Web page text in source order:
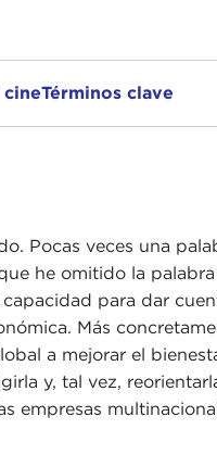
cineTérminos clave
Pocas veces una
he omitido la
para dar
Más
a mejorar el
y, tal vez,